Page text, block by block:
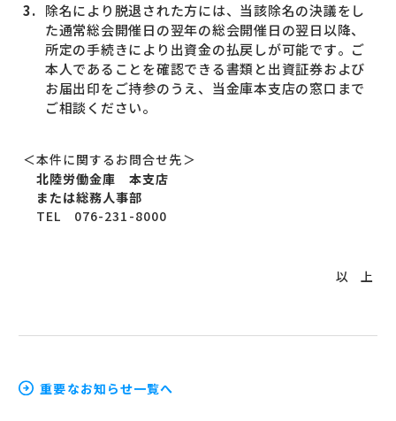
除名により脱退された方には、当該除名の決議をし
た通常総会開催日の翌年の総会開催日の翌日以降、
所定の手続きにより出資金の払戻しが可能です。ご
本人であることを確認できる書類と出資証券および
お届出印をご持参のうえ、当金庫本支店の窓口まで
ご相談ください。
＜本件に関するお問合せ先＞
北陸労働金庫 本支店
または総務人事部
TEL 076-231-8000
以 上
重要なお知らせ一覧へ